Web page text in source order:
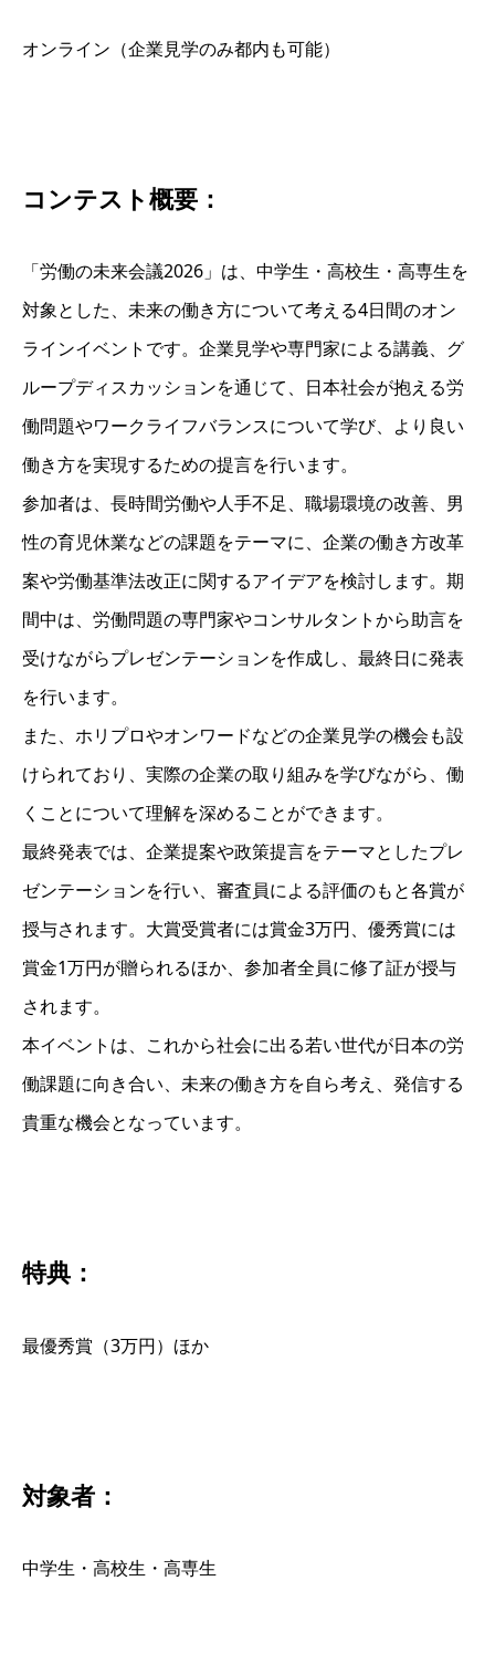
オンライン（企業見学のみ都内も可能）
コンテスト概要：
「労働の未来会議2026」は、中学生・高校生・高専生を
対象とした、未来の働き方について考える4日間のオン
ラインイベントです。企業見学や専門家による講義、グ
ループディスカッションを通じて、日本社会が抱える労
働問題やワークライフバランスについて学び、より良い
働き方を実現するための提言を行います。
参加者は、長時間労働や人手不足、職場環境の改善、男
性の育児休業などの課題をテーマに、企業の働き方改革
案や労働基準法改正に関するアイデアを検討します。期
間中は、労働問題の専門家やコンサルタントから助言を
受けながらプレゼンテーションを作成し、最終日に発表
を行います。
また、ホリプロやオンワードなどの企業見学の機会も設
けられており、実際の企業の取り組みを学びながら、働
くことについて理解を深めることができます。
最終発表では、企業提案や政策提言をテーマとしたプレ
ゼンテーションを行い、審査員による評価のもと各賞が
授与されます。大賞受賞者には賞金3万円、優秀賞には
賞金1万円が贈られるほか、参加者全員に修了証が授与
されます。
本イベントは、これから社会に出る若い世代が日本の労
働課題に向き合い、未来の働き方を自ら考え、発信する
貴重な機会となっています。
特典：
最優秀賞（3万円）ほか
対象者：
中学生・高校生・高専生